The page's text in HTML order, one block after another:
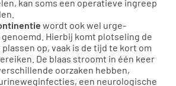
kan soms een operatieve ingreep
wordt ook wel urge-
Hierbij komt plotseling de
op, vaak is de tijd te kort om
De blaas stroomt in één keer
oorzaken hebben,
een neurologische